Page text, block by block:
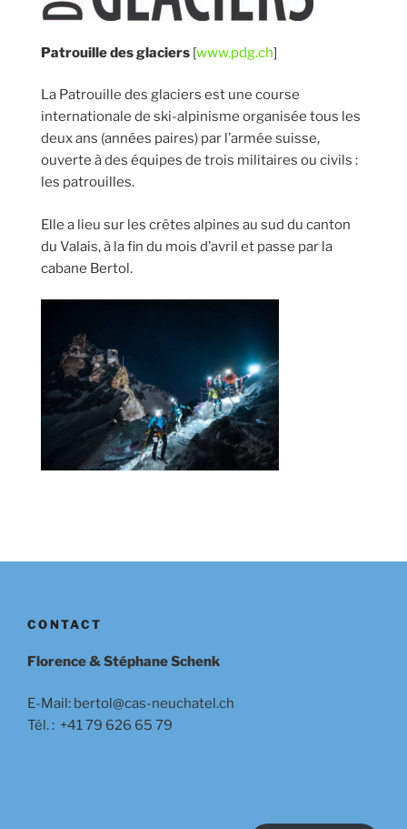
Patrouille des glaciers [www.pdg.ch]
La Patrouille des glaciers est une course
internationale de ski-alpinisme organisée tous les
deux ans (années paires) par l’armée suisse,
ouverte à des équipes de trois militaires ou civils :
les patrouilles.
Elle a lieu sur les crêtes alpines au sud du canton
du Valais, à la fin du mois d’avril et passe par la
cabane Bertol.
CONTACT
Florence & Stéphane Schenk
E-Mail: bertol@cas-neuchatel.ch
Tél. : +41 79 626 65 79